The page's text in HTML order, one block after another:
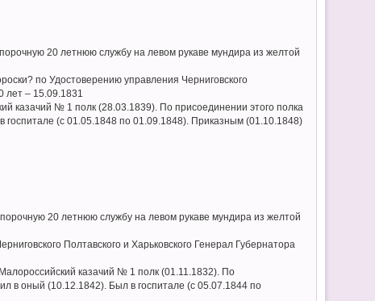
20 летнюю службу на левом рукаве мундира из желтой
по Удостоверению управления Черниговского
лет – 15.09.1831
казачий № 1 полк (28.03.1839). По присоединении этого полка
(с 01.05.1848 по 01.09.1848). Приказным (01.10.1848)
20 летнюю службу на левом рукаве мундира из желтой
Полтавского и Харьковского Генерал Губернатора
казачий № 1 полк (01.11.1832). По
в оный (10.12.1842). Был в госпитале (с 05.07.1844 по